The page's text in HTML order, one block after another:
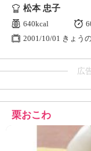
松本 忠子
640kcal
2001/10/01 きょう
広
栗おこわ